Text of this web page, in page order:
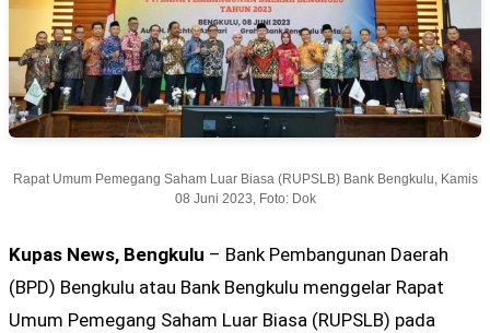
Rapat Umum Pemegang Saham Luar Biasa (RUPSLB) Bank Bengkulu, Kamis
08 Juni 2023, Foto: Dok
Kupas News, Bengkulu – Bank Pembangunan Daerah
(BPD) Bengkulu atau Bank Bengkulu menggelar Rapat
Umum Pemegang Saham Luar Biasa (RUPSLB) pada